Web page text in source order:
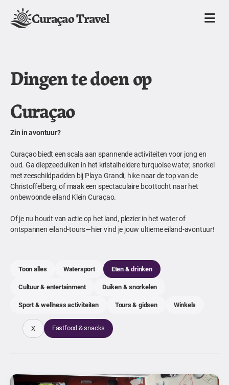
Curaçao Travel
Dingen te doen op
Curaçao
Zin in avontuur?
Curaçao biedt een scala aan spannende activiteiten voor jong en
oud. Ga diepzeeduiken in het kristalheldere turquoise water, snorkel
met zeeschildpadden bij Playa Grandi, hike naar de top van de
Christoffelberg, of maak een spectaculaire boottocht naar het
onbewoonde eiland Klein Curaçao.
Of je nu houdt van actie op het land, plezier in het water of
ontspannen eiland-tours—hier vind je jouw ultieme eiland-avontuur!
Toon alles Watersport
Eten & drinken
Cultuur & entertainment
Duiken & snorkelen
Sport & wellness activiteiten
Tours & gidsen Winkels
X Fastfood & snacks